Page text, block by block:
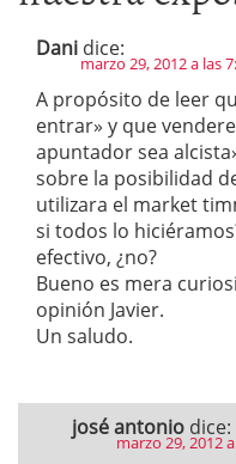
Dani dice:
marzo 29, 2012 a las
A propósito de leer
entrar» y que
apuntador sea
sobre la posibilidad
utilizara el market
si todos lo
efectivo, ¿no?
Bueno es mera
opinión Javier.
Un saludo.
josé antonio dice:
marzo 29, 2012